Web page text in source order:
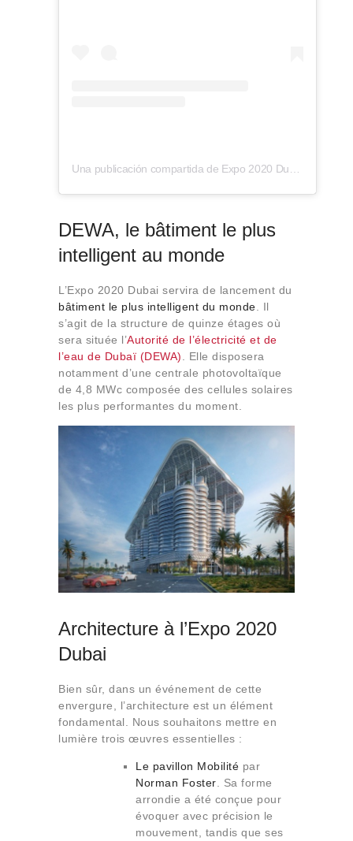
DEWA, ​​le bâtiment le plus
intelligent au monde
L’Expo 2020 Dubai servira de lancement du
bâtiment le plus intelligent du monde . Il
s’agit de la structure de quinze étages où
sera située l’Autorité de l’électricité et de
l’eau de Dubaï (DEWA) . Elle disposera
notamment d’une centrale photovoltaïque
de 4,8 MWc composée des cellules solaires
les plus performantes du moment.
Architecture à l’Expo 2020
Dubai
Bien sûr, dans un événement de cette
envergure, l’architecture est un élément
fondamental. Nous souhaitons mettre en
lumière trois œuvres essentielles :
Le pavillon Mobilité par
Norman Foster . Sa forme
arrondie a été conçue pour
évoquer avec précision le
mouvement, tandis que ses